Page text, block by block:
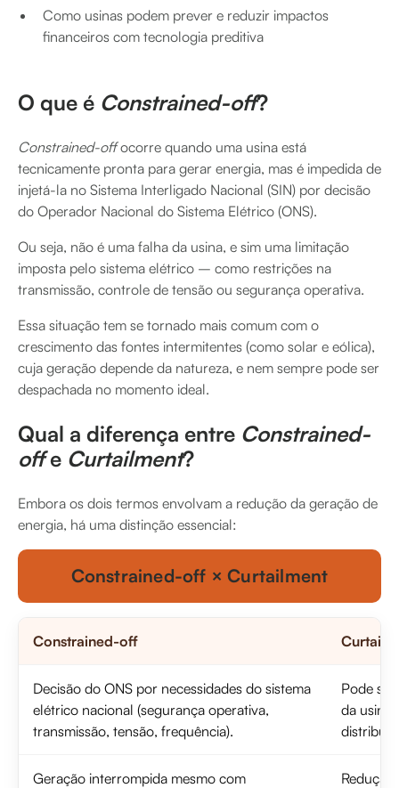
Como usinas podem prever e reduzir impactos
financeiros com tecnologia preditiva
O que é Constrained-off?
Constrained-offocorre quando uma usina está
tecnicamente pronta para gerar energia, mas é impedida de
injetá-la no Sistema Interligado Nacional (SIN) por decisão
do Operador Nacional do Sistema Elétrico (ONS).
Ou seja, não é uma falha da usina, e sim uma limitação
imposta pelo sistema elétrico – como restrições na
transmissão, controle de tensão ou segurança operativa.
Essa situação tem se tornado mais comum com o
crescimento das fontes intermitentes (como solar e eólica),
cuja geração depende da natureza, e nem sempre pode ser
despachada no momento ideal.
Qual a diferença entre Constrained-
offe Curtailment?
Embora os dois termos envolvam a redução da geração de
energia, há uma distinção essencial:
Constrained-off × Curtailment
Constrained-off
Decisão do ONS por necessidades do sistema
elétrico nacional (segurança operativa,
transmissão, tensão, frequência).
Pode
da usina
Geração interrompida mesmo com